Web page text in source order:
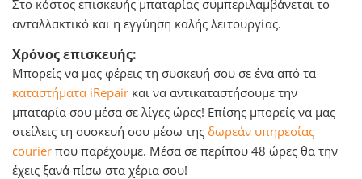
Στο κόστος επισκευής μπαταρίας συμπεριλαμβάνεται το
ανταλλακτικό και η εγγύηση καλής λειτουργίας.
Χρόνος επισκευής:
Μπορείς να μας φέρεις τη συσκευή σου σε ένα από τα
καταστήματα iRepair και να αντικαταστήσουμε την
μπαταρία σου μέσα σε λίγες ώρες! Επίσης μπορείς να μας
στείλεις τη συσκευή σου μέσω της δωρεάν υπηρεσίας
courier που παρέχουμε. Μέσα σε περίπου 48 ώρες θα την
έχεις ξανά πίσω στα χέρια σου!